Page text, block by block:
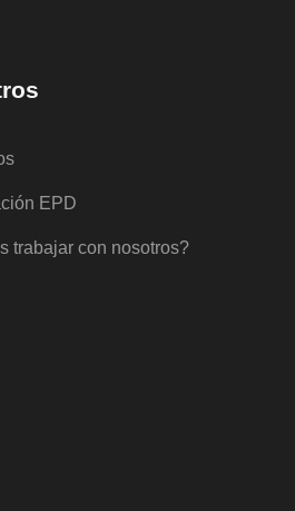
EPD
trabajar con nosotros?